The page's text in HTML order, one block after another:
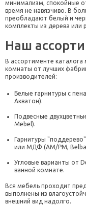
минимализм, спокойные
время не навязчиво. В
преобладают белый и
комплекты из дерева или
Наш
В ассортименте
комнаты от лучших
производителей:
Белые гарнитуры с
Акватон).
Подвесные
Mebel).
Гарнитуры
или МДФ (AM/PM,
Угловые варианты от
ванной комнате.
Вся мебель проходит
выполнены из
внешний вид надолго.